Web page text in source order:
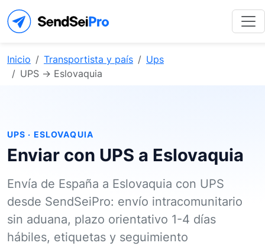
Inicio Transportista y país
Ups
UPS → Eslovaquia
UPS · ESLOVAQUIA
Enviar con UPS a Eslovaquia
Envía de España a Eslovaquia con UPS
desde SendSeiPro: envío intracomunitario
sin aduana, plazo orientativo 1-4 días
hábiles, etiquetas y seguimiento